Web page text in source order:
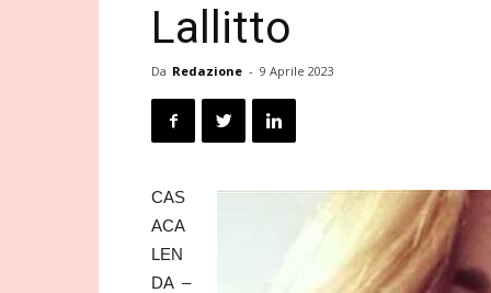
Lallitto
Da Redazione - 9 Aprile 2023
CAS
ACA
LEN
DA –